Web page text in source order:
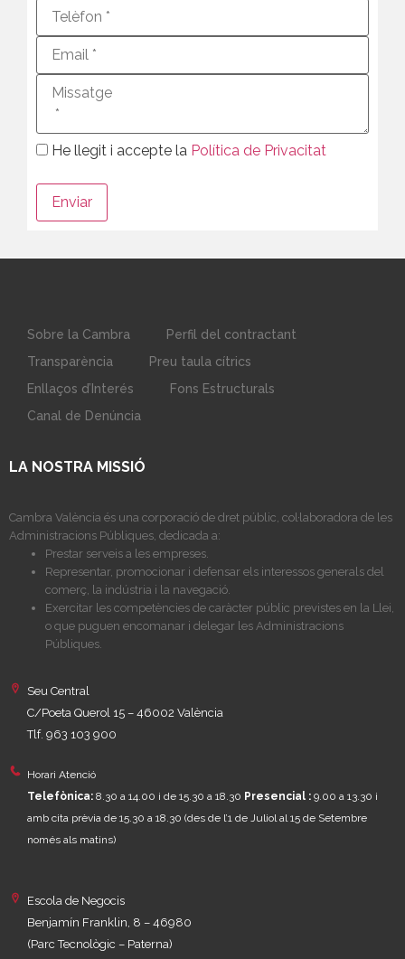
He llegit i accepte la Política de Privacitat
Sobre la Cambra
Perfil del contractant
Transparència
Preu taula cítrics
Enllaços d’Interés
Fons Estructurals
Canal de Denúncia
LA NOSTRA MISSIÓ
Cambra València és una corporació de dret públic, col·laboradora de les
Administracions Públiques, dedicada a:
Prestar serveis a les empreses.
Representar, promocionar i defensar els interessos generals del
comerç, la indústria i la navegació.
Exercitar les competències de caràcter públic previstes en la Llei,
o que puguen encomanar i delegar les Administracions
Públiques.
Seu Central
C/Poeta Querol 15 – 46002 València
Tlf. 963 103 900
Horari Atenció
Telefònica: 8.30 a 14.00 i de 15.30 a 18.30 Presencial : 9.00 a 13.30 i
amb cita prèvia de 15.30 a 18.30 (des de l’1 de Juliol al 15 de Setembre
només als matins)
Escola de Negocis
Benjamín Franklin, 8 – 46980
(Parc Tecnològic – Paterna)